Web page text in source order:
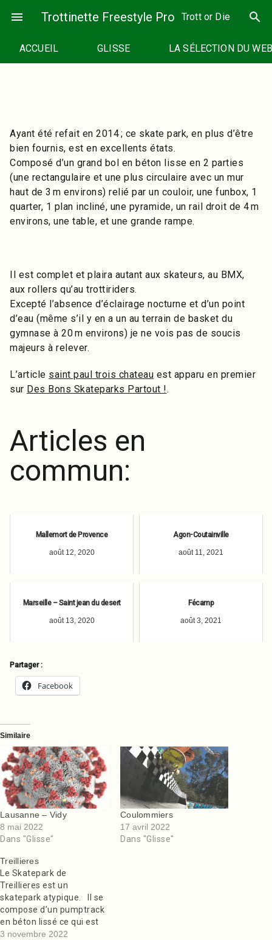
menu Trottinette Freestyle Pro Trott or Die search
ACCUEIL GLISSE LA SÉLECTION DU
Ayant été refait en 2014 ; ce skate park, en plus d’être
bien fournis, est en excellents états.
Composé d’un grand bol en béton lisse en 2 parties
(une rectangulaire et une plus circulaire avec un mur
haut de 3 m environs) relié par un couloir, une funbox, 1
quarter, 1 plan incliné, une pyramide, un rail droit de 4 m
environs, une table, et une grande rampe.
Il est complet et plaira autant aux skateurs, au BMX,
aux rollers qu’au trottiriders.
Excepté l’absence d’éclairage nocturne et d’un point
d’eau (même s’il y en a un au terrain de basket du
gymnase à 20 m environs) je ne vois pas de soucis
majeurs à relever.
L’article saint paul trois chateau est apparu en premier
sur Des Bons Skateparks Partout !.
Articles en
commun:
Mallemort de Provence
août 12, 2020
Agon-Coutainville
août 11, 2021
Marseille – Saint jean du desert
août 13, 2020
Fécamp
août 3, 2021
Partager :
Facebook
Similaire
Lausanne – Vidy
8 mai 2022
Dans "Glisse"
Coulommiers
17 avril 2022
Dans "Glisse"
Treillieres
Le Skatepark de
Treillieres est un
skatepark atypique. Il se
compose d’un pumptrack
en béton lissé ce qui est
assez rare et d’un
3 novembre 2022